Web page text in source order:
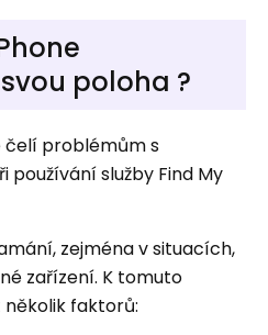
poloha ?
čelí problémům s
služby Find My
zejména v situacích,
zařízení. K tomuto
faktorů: